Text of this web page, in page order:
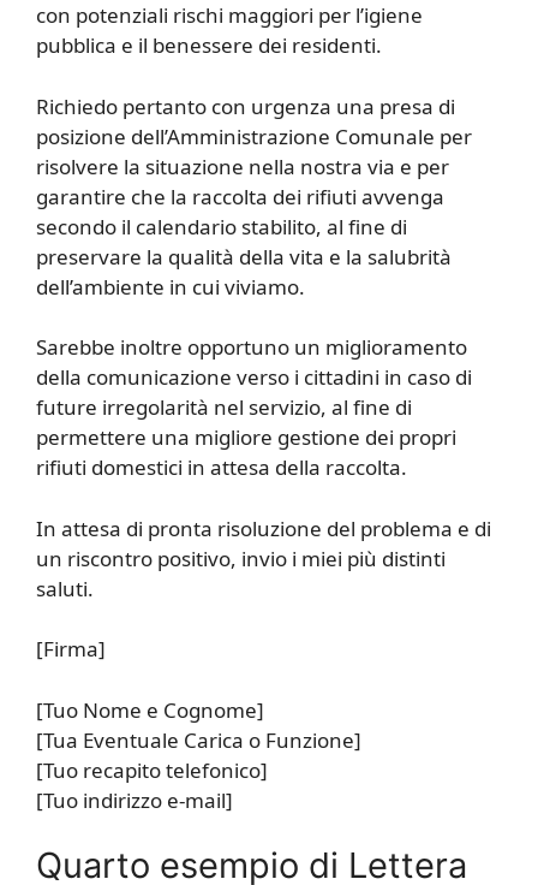
con potenziali rischi maggiori per l’igiene
pubblica e il benessere dei residenti.
Richiedo pertanto con urgenza una presa di
posizione dell’Amministrazione Comunale per
risolvere la situazione nella nostra via e per
garantire che la raccolta dei rifiuti avvenga
secondo il calendario stabilito, al fine di
preservare la qualità della vita e la salubrità
dell’ambiente in cui viviamo.
Sarebbe inoltre opportuno un miglioramento
della comunicazione verso i cittadini in caso di
future irregolarità nel servizio, al fine di
permettere una migliore gestione dei propri
rifiuti domestici in attesa della raccolta.
In attesa di pronta risoluzione del problema e di
un riscontro positivo, invio i miei più distinti
saluti.
[Firma]
[Tuo Nome e Cognome]
[Tua Eventuale Carica o Funzione]
[Tuo recapito telefonico]
[Tuo indirizzo e-mail]
Quarto esempio di Lettera